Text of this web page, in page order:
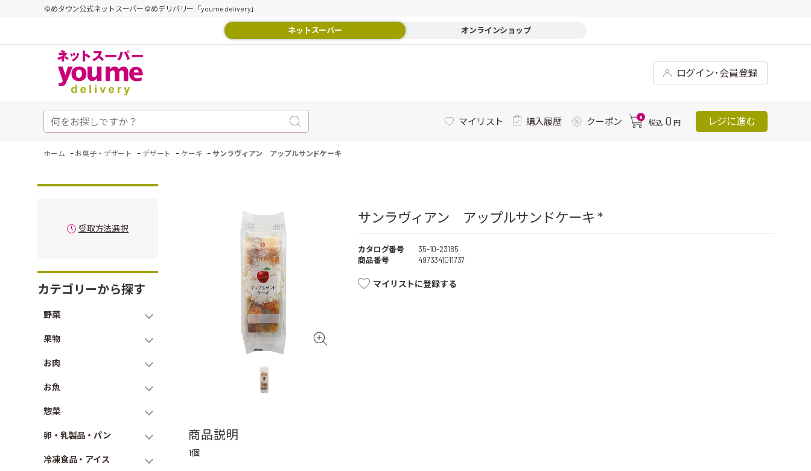
ゆめタウン公式ネットスーパーゆめデリバリー「youme delivery」
ネットスーパー オンラインショップ
ログイン･会員登録
マイリスト 購入履歴 クーポン 0
税込 0 円 レジに進む
ホーム - お菓子・デザート - デザート - ケーキ -サンラヴィアン アップルサンドケーキ
受取方法選択
カテゴリーから探す
野菜
果物
お肉
お魚
惣菜
卵・乳製品・パン
冷凍食品・アイス
サンラヴィアン アップルサンドケーキ *
カタログ番号
35-10-23185
商品番号
4973341011737
マイリストに登録する
商品説明
1個